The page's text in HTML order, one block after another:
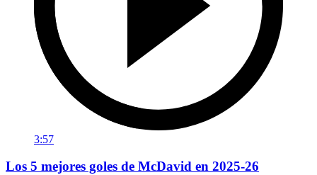
3:57
Los 5 mejores goles de McDavid en 2025-26